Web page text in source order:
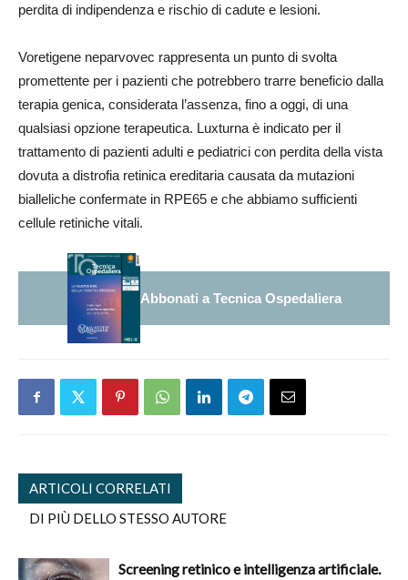
perdita di indipendenza e rischio di cadute e lesioni.
Voretigene neparvovec rappresenta un punto di svolta
promettente per i pazienti che potrebbero trarre beneficio dalla
terapia genica, considerata l’assenza, fino a oggi, di una
qualsiasi opzione terapeutica. Luxturna è indicato per il
trattamento di pazienti adulti e pediatrici con perdita della vista
dovuta a distrofia retinica ereditaria causata da mutazioni
bialleliche confermate in RPE65 e che abbiamo sufficienti
cellule retiniche vitali.
Abbonati a Tecnica Ospedaliera
ARTICOLI CORRELATI
DI PIÙ DELLO STESSO AUTORE
Screening retinico e intelligenza artificiale.